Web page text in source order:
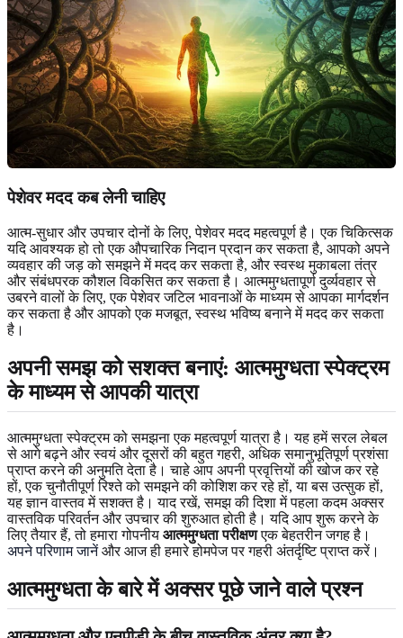
पेशेवर मदद कब लेनी चाहिए
आत्म-सुधार और उपचार दोनों के लिए, पेशेवर मदद महत्वपूर्ण है। एक चिकित्सक
यदि आवश्यक हो तो एक औपचारिक निदान प्रदान कर सकता है, आपको अपने
व्यवहार की जड़ को समझने में मदद कर सकता है, और स्वस्थ मुकाबला तंत्र
और संबंधपरक कौशल विकसित कर सकता है। आत्ममुग्धतापूर्ण दुर्व्यवहार से
उबरने वालों के लिए, एक पेशेवर जटिल भावनाओं के माध्यम से आपका मार्गदर्शन
कर सकता है और आपको एक मजबूत, स्वस्थ भविष्य बनाने में मदद कर सकता
है।
अपनी समझ को सशक्त बनाएं: आत्ममुग्धता स्पेक्ट्रम
के माध्यम से आपकी यात्रा
आत्ममुग्धता स्पेक्ट्रम को समझना एक महत्वपूर्ण यात्रा है। यह हमें सरल लेबल
से आगे बढ़ने और स्वयं और दूसरों की बहुत गहरी, अधिक समानुभूतिपूर्ण प्रशंसा
प्राप्त करने की अनुमति देता है। चाहे आप अपनी प्रवृत्तियों की खोज कर रहे
हों, एक चुनौतीपूर्ण रिश्ते को समझने की कोशिश कर रहे हों, या बस उत्सुक हों,
यह ज्ञान वास्तव में सशक्त है। याद रखें, समझ की दिशा में पहला कदम अक्सर
वास्तविक परिवर्तन और उपचार की शुरुआत होती है। यदि आप शुरू करने के
लिए तैयार हैं, तो हमारा गोपनीय आत्ममुग्धता परीक्षणएक बेहतरीन जगह है।
अपने परिणाम जानेंऔर आज ही हमारे होमपेज पर गहरी अंतर्दृष्टि प्राप्त करें।
आत्ममुग्धता के बारे में अक्सर पूछे जाने वाले प्रश्न